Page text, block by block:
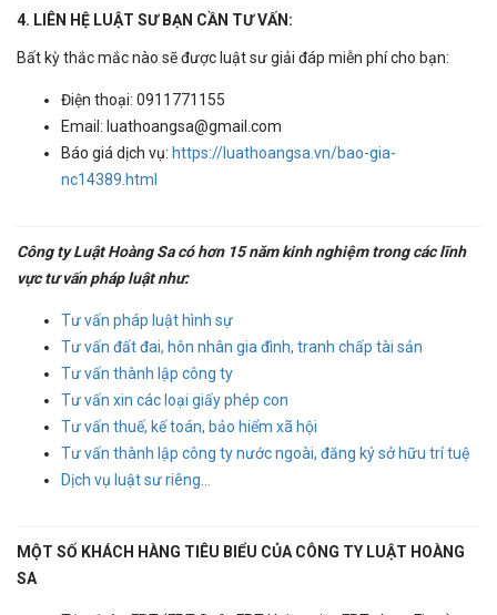
4. LIÊN HỆ LUẬT SƯ BẠN CẦN TƯ VẤN:
Bất kỳ thắc mắc nào sẽ được luật sư giải đáp miễn phí cho bạn:
Điện thoại: 0911771155
Email: luathoangsa@gmail.com
Báo giá dịch vụ: https://luathoangsa.vn/bao-gia-
nc14389.html
Công ty Luật Hoàng Sa có hơn 15 năm kinh nghiệm trong các lĩnh
vực tư vấn pháp luật như:
Tư vấn pháp luật hình sự
Tư vấn đất đai, hôn nhân gia đình, tranh chấp tài sản
Tư vấn thành lập công ty
Tư vấn xin các loại giấy phép con
Tư vấn thuế, kế toán, bảo hiểm xã hội
Tư vấn thành lập công ty nước ngoài, đăng ký sở hữu trí tuệ
Dịch vụ luật sư riêng...
MỘT SỐ KHÁCH HÀNG TIÊU BIỂU CỦA CÔNG TY LUẬT HOÀNG
SA